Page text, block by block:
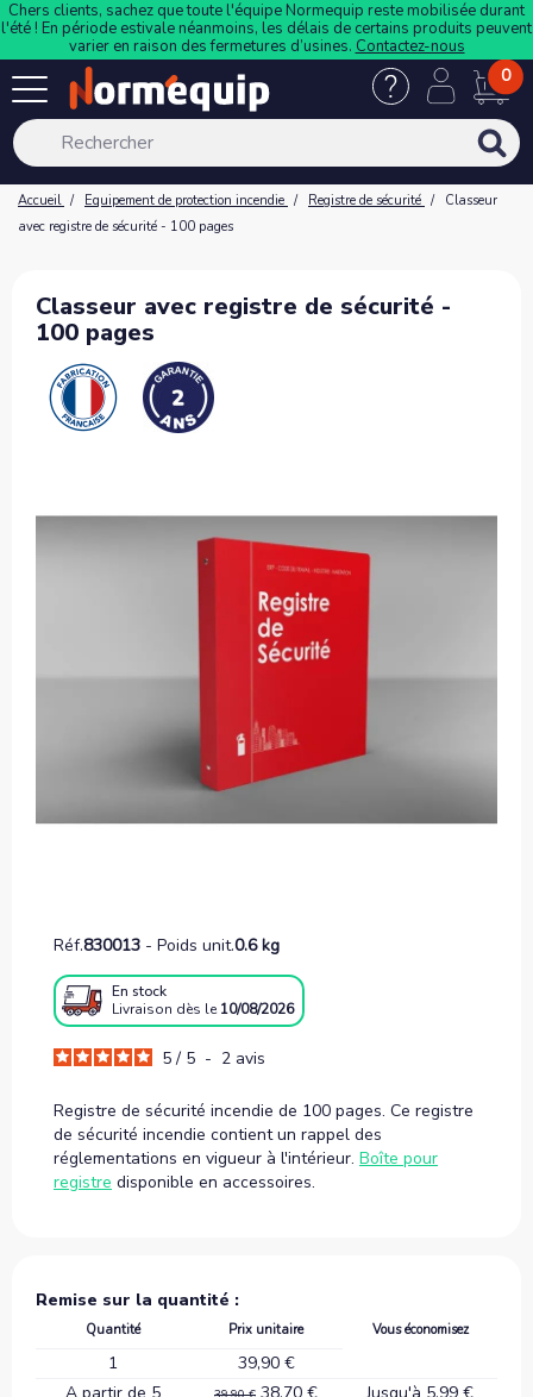
Chers clients, sachez que toute l'équipe Normequip reste mobilisée durant
l'été ! En période estivale néanmoins, les délais de certains produits peuvent
varier en raison des fermetures d’usines. Contactez-nous
0
Accueil Equipement de protection incendie Registre de sécurité
Classeur
avec registre de sécurité - 100 pages
Classeur avec registre de sécurité -
100 pages
Réf.830013 - Poids unit.0.6 kg
En stock
Livraison dès le 10/08/2026
5 / 5 - 2 avis
Registre de sécurité incendie de 100 pages. Ce registre
de sécurité incendie contient un rappel des
réglementations en vigueur à l'intérieur. Boîte pour
registre disponible en accessoires.
Remise sur la quantité :
Quantité Prix unitaire Vous économisez
1
39,90 €
A partir de 5
38,70 €
Jusqu'à 5,99 €